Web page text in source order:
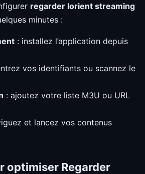
regarder lorient streaming
minutes :
: installez l’application depuis
vos identifiants ou scannez le
: ajoutez votre liste M3U ou URL
et lancez vos contenus
optimiser Regarder